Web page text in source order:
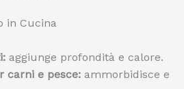
in Cucina
aggiunge profondità e calore.
carni e pesce: ammorbidisce e